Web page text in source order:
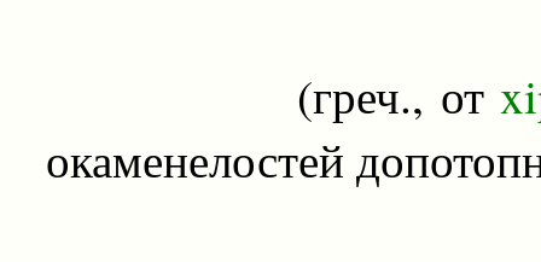
(греч., от
окаменелостей